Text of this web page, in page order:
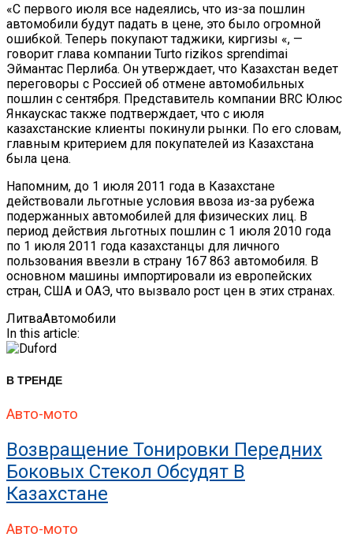
«С первого июля все надеялись, что из-за пошлин
автомобили будут падать в цене, это было огромной
ошибкой. Теперь покупают таджики, киргизы «, —
говорит глава компании Turto rizikos sprendimai
Эймантас Перлиба. Он утверждает, что Казахстан ведет
переговоры с Россией об отмене автомобильных
пошлин с сентября. Представитель компании BRC Юлюс
Янкаускас также подтверждает, что с июля
казахстанские клиенты покинули рынки. По его словам,
главным критерием для покупателей из Казахстана
была цена.
Напомним, до 1 июля 2011 года в Казахстане
действовали льготные условия ввоза из-за рубежа
подержанных автомобилей для физических лиц. В
период действия льготных пошлин с 1 июля 2010 года
по 1 июля 2011 года казахстанцы для личного
пользования ввезли в страну 167 863 автомобиля. В
основном машины импортировали из европейских
стран, США и ОАЭ, что вызвало рост цен в этих странах.
ЛитваАвтомобили
In this article:
В ТРЕНДЕ
Авто-мото
Возвращение Тонировки Передних
Боковых Стекол Обсудят В
Казахстане
Авто-мото